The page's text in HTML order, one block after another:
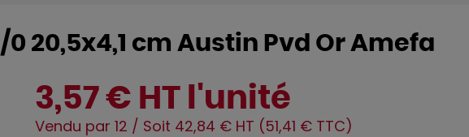
20,5x4,1 cm Austin Pvd Or Amefa
3,57 € HT l'unité
Vendu par 12 / Soit 42,84 € HT (51,41 € TTC)